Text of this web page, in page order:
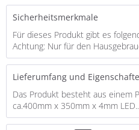
Sicherheitsmerkmale
Für dieses Produkt gibt es
Achtung: Nur für den
Lieferumfang und
Das Produkt besteht aus einem
ca.400mm x 350mm x 4mm